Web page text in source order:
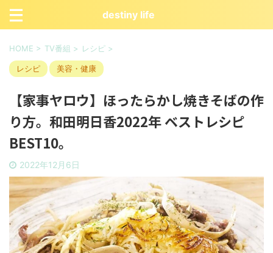
destiny life
HOME > TV番組 > レシピ >
レシピ 美容・健康
【家事ヤロウ】ほったらかし焼きそばの作
り方。和田明日香2022年 ベストレシピ
BEST10。
2022年12月6日